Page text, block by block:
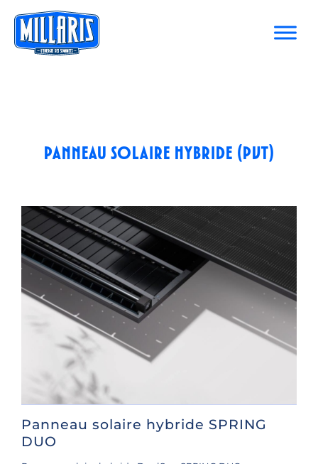
Panneau solaire hybride (PVT)
Panneau solaire hybride SPRING
DUO